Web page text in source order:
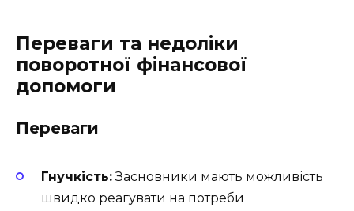
Переваги та недоліки
поворотної фінансової
допомоги
Переваги
Гнучкість:Засновники мають можливість
швидко реагувати на потреби